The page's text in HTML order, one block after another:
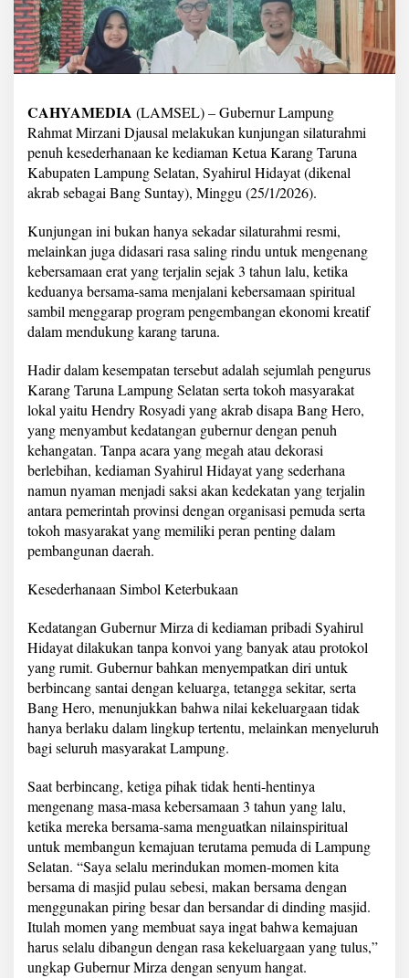
n
j
u
n
g
K
e
d
i
a
m
a
K
e
t
a
K
a
a
g
T
a
r
u
n
a
L
a
m
u
n
S
e
l
t
a
n
CAHYAMEDIA (LAMSEL) – Gubernur Lampung
Rahmat Mirzani Djausal melakukan kunjungan silaturahmi
penuh kesederhanaan ke kediaman Ketua Karang Taruna
Kabupaten Lampung Selatan, Syahirul Hidayat (dikenal
akrab sebagai Bang Suntay), Minggu (25/1/2026).
Kunjungan ini bukan hanya sekadar silaturahmi resmi,
melainkan juga didasari rasa saling rindu untuk mengenang
kebersamaan erat yang terjalin sejak 3 tahun lalu, ketika
keduanya bersama-sama menjalani kebersamaan spiritual
sambil menggarap program pengembangan ekonomi kreatif
dalam mendukung karang taruna.
Hadir dalam kesempatan tersebut adalah sejumlah pengurus
Karang Taruna Lampung Selatan serta tokoh masyarakat
lokal yaitu Hendry Rosyadi yang akrab disapa Bang Hero,
yang menyambut kedatangan gubernur dengan penuh
kehangatan. Tanpa acara yang megah atau dekorasi
berlebihan, kediaman Syahirul Hidayat yang sederhana
namun nyaman menjadi saksi akan kedekatan yang terjalin
antara pemerintah provinsi dengan organisasi pemuda serta
tokoh masyarakat yang memiliki peran penting dalam
pembangunan daerah.
Kesederhanaan Simbol Keterbukaan
Kedatangan Gubernur Mirza di kediaman pribadi Syahirul
Hidayat dilakukan tanpa konvoi yang banyak atau protokol
yang rumit. Gubernur bahkan menyempatkan diri untuk
berbincang santai dengan keluarga, tetangga sekitar, serta
Bang Hero, menunjukkan bahwa nilai kekeluargaan tidak
hanya berlaku dalam lingkup tertentu, melainkan menyeluruh
bagi seluruh masyarakat Lampung.
Saat berbincang, ketiga pihak tidak henti-hentinya
mengenang masa-masa kebersamaan 3 tahun yang lalu,
ketika mereka bersama-sama menguatkan nilainspiritual
untuk membangun kemajuan terutama pemuda di Lampung
Selatan. “Saya selalu merindukan momen-momen kita
bersama di masjid pulau sebesi, makan bersama dengan
menggunakan piring besar dan bersandar di dinding masjid.
Itulah momen yang membuat saya ingat bahwa kemajuan
harus selalu dibangun dengan rasa kekeluargaan yang tulus,”
ungkap Gubernur Mirza dengan senyum hangat.